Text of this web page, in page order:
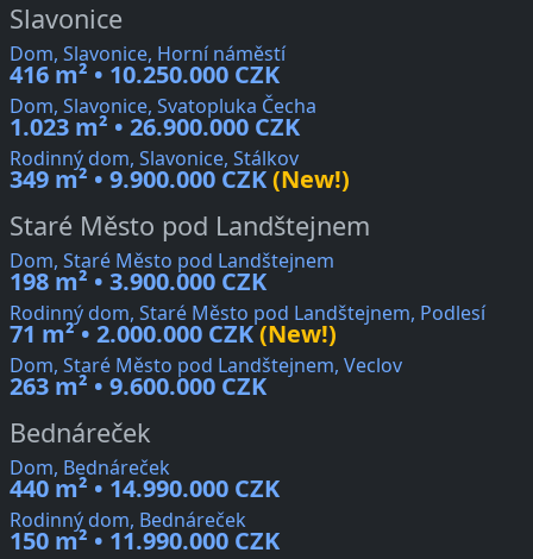
Slavonice
Dom, Slavonice, Horní náměstí
416 m² • 10.250.000 CZK
Dom, Slavonice, Svatopluka Čecha
1.023 m² • 26.900.000 CZK
Rodinný dom, Slavonice, Stálkov
349 m² • 9.900.000 CZK(New!)
Staré Město pod Landštejnem
Dom, Staré Město pod Landštejnem
198 m² • 3.900.000 CZK
Rodinný dom, Staré Město pod Landštejnem, Podlesí
71 m² • 2.000.000 CZK(New!)
Dom, Staré Město pod Landštejnem, Veclov
263 m² • 9.600.000 CZK
Bednáreček
Dom, Bednáreček
440 m² • 14.990.000 CZK
Rodinný dom, Bednáreček
150 m² • 11.990.000 CZK